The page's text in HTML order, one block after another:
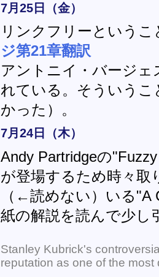
7月25日（金）
リンクフリーというこ
ジ第21章翻訳
アントニイ・バージ
れている。そういう
かった）。
7月24日（木）
Andy Partridgeの
が登場するため時々
（←読めない）いる"A
紙の解説を読んで少し
Stanley Kubrick's
reputation as one of the